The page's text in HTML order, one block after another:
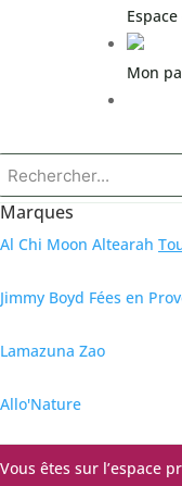
Mon
Marques
Al Chi Moon Altearah
Jimmy Boyd Fées en
Lamazuna Zao
Allo'Nature
Vous êtes sur l’espace